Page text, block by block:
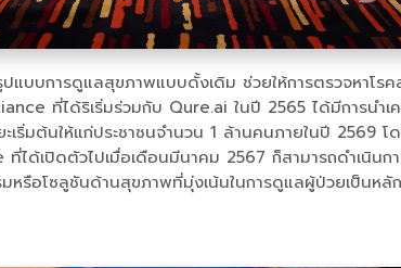
บการดูแลสุขภาพแบบดั้งเดิม ช่วยให้การตรวจหาโรค
ที่ได้ริเริ่มร่วมกับ Qure.ai ในปี 2565 ได้มีการ
ะเริ่มต้นให้แก่ประชาชนจำนวน 1 ล้านคนภายในปี
ด้เปิดตัวไปเมื่อเดือนมีนาคม 2567 ก็สามารถดำเนิ
รือโซลูชันด้านสุขภาพที่มุ่งเน้นในการดูแลผู้ป่วยเป็น